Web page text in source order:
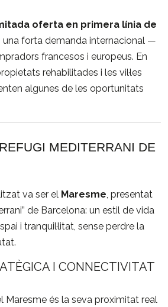
oferta en primera línia de
una forta demanda internacional —
francesos i europeus. En
rehabilitades i les vil·les
algunes de les oportunitats
REFUGI MEDITERRANI DE
va ser el Maresme, presentat
de Barcelona: un estil de vida
i tranquil·litat, sense perdre la
I CONNECTIVITAT
Maresme és la seva proximitat real